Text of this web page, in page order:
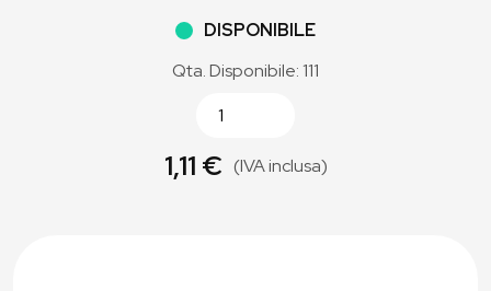
DISPONIBILE
Qta. Disponibile: 111
1,11 € (IVA inclusa)